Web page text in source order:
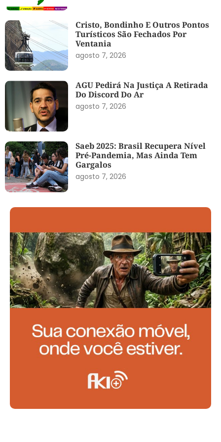
Cristo, Bondinho E Outros Pontos
Turísticos São Fechados Por
Ventania
agosto 7, 2026
AGU Pedirá Na Justiça A Retirada
Do Discord Do Ar
agosto 7, 2026
Saeb 2025: Brasil Recupera Nível
Pré-Pandemia, Mas Ainda Tem
Gargalos
agosto 7, 2026